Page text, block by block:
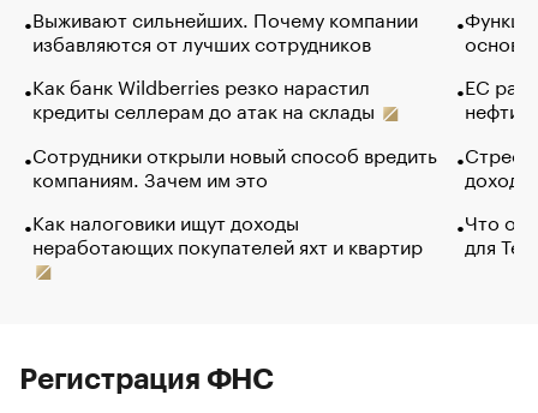
Выживают сильнейших. Почему компании
избавляются от лучших сотрудников
Как банк Wildberries резко нарастил
кредиты селлерам до атак на склады
Сотрудники открыли новый способ вредить
компаниям. Зачем им это
Как налоговики ищут доходы
неработающих покупателей яхт и квартир
основ
ЕС
нефти
Что
для
Регистрация ФНС